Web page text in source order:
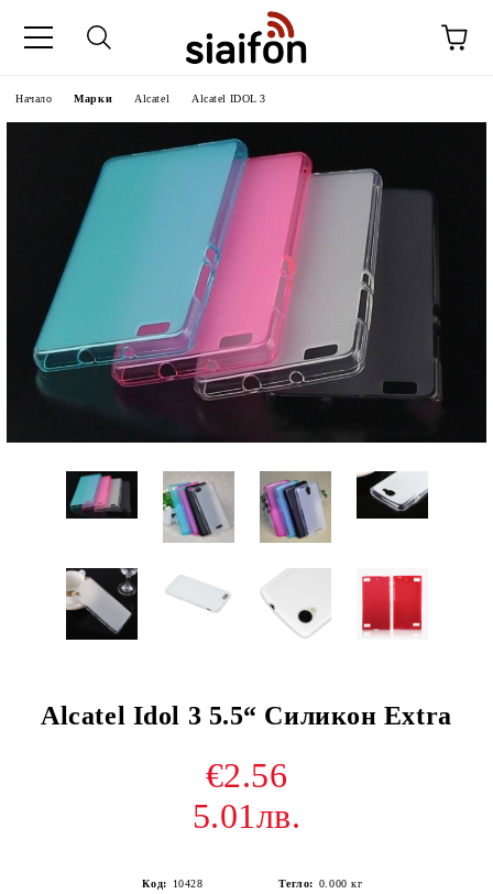
Начало Марки Alcatel Alcatel IDOL 3
Alcatel Idol 3 5.5“ Силикон Extra
€2.56
5.01лв.
Код: 10428 Тегло: 0.000 кг